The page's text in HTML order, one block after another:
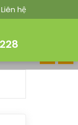
Liên hệ